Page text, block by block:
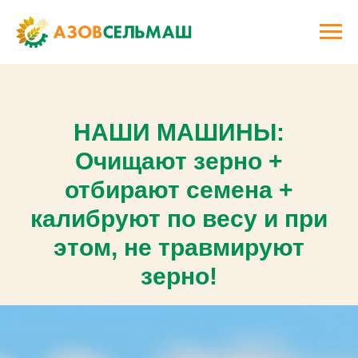
НАШИ МАШИНЫ:
Очищают зерно +
отбирают семена +
калибруют по весу и при
этом, не травмируют
зерно!
калибровки зерна